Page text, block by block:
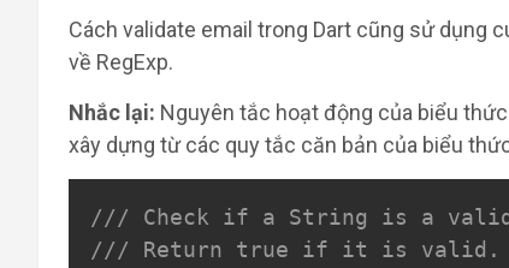
Cách validate email trong Dart cũng sử dụng
về RegExp.
Nhắc lại: Nguyên tắc hoạt động của biểu
xây dựng từ các quy tắc căn bản của biểu
/// Check if a String is a
/// Return true if it is valid.